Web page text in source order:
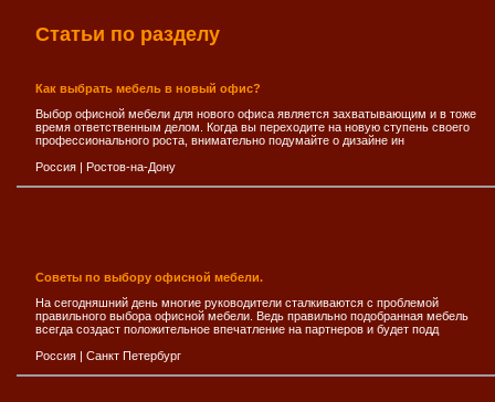
Статьи по разделу
Как выбрать мебель в новый офис?
Выбор офисной мебели для нового офиса является захватывающим и в тоже
время ответственным делом. Когда вы переходите на новую ступень своего
профессионального роста, внимательно подумайте о дизайне ин
Россия
Ростов-на-Дону
Советы по выбору офисной мебели.
На сегодняшний день многие руководители сталкиваются с проблемой
правильного выбора офисной мебели. Ведь правильно подобранная мебель
всегда создаст положительное впечатление на партнеров и будет подд
Россия
Санкт Петербург